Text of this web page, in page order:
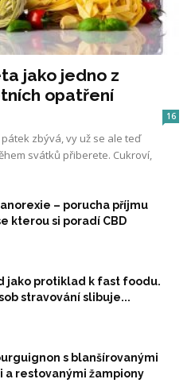
jako jedno z
opatření
16
zbývá, vy už se ale teď
svátků přiberete. Cukroví,
– porucha příjmu
kterou si poradí CBD
jako protiklad k fast foodu.
stravování slibuje...
s blanšírovanými
a restovanými žampiony